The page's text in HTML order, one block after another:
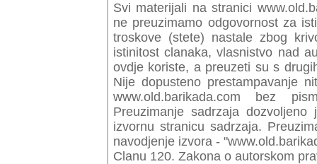
Svi materijali na stranici
preuzimamo odgovornost za
troskove (stete) nastale zbog
istinitost clanaka, vlasnistvo nad
ovdje koriste, a preuzeti su s
Nije dopusteno prestampavanje
www.old.barikada.com bez
Preuzimanje sadrzaja
izvornu stranicu sadrzaja.
navodjenje izvora -
Clanu 120. Zakona o autorskom